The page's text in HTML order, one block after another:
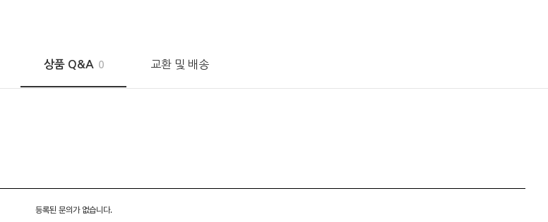
상품 Q&A 0 교환 및 배송
등록된 문의가 없습니다.